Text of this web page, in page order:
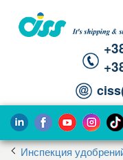
Инспекция